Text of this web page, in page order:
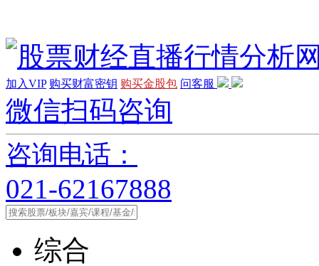
加入VIP 购买财富密钥 购买金股包 问客服
微信扫码咨询
咨询电话：
021-62167888
综合